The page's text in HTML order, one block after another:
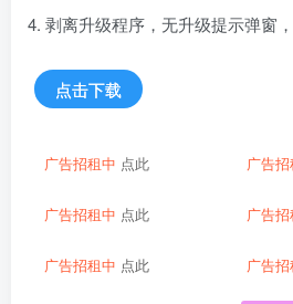
4. 剥离升级程序，无升级提示弹窗
点击下载
广告招租中 点此 广告
广告招租中 点此 广告
广告招租中 点此 广告